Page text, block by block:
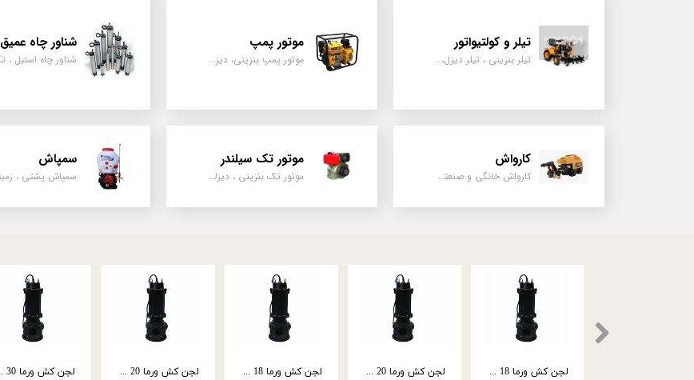
تیلر و کولتیواتور
تیلر بنزینی ، تیلر دیزل، تیلر چهار چرخ، تیلر مزرعه و کشاورزی
موتور پمپ
موتور پمپ بنزینی، دیزلی، نفتی ، یک اینچ به بالا
شناور چاه عمیق
کارواش
کارواش خانگی و صنعتی و نیمه صنعتی
موتور تک سیلندر
موتور تک بنزینی ، دیزلی، کارتینگی ، تیلری
سمپاش
موتور پمپ طرح روبین 3 اینچ مدل RO03 موتور پمپ طرح روبین 2 اینچ مدل RO02 موتور پمپ میوتا 3 اینچ بنزینی مدل Mu03 اره موتوری فونته 40 سانتی 52 سی سی FON03 اره موتوری فونته 45 سانتی 57 سی سی FON02